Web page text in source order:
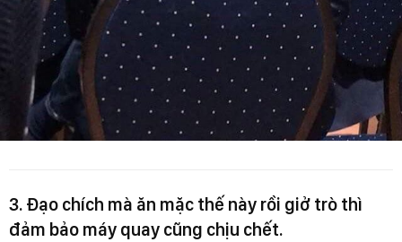
3. Đạo chích mà ăn mặc thế này rồi giở trò thì
đảm bảo máy quay cũng chịu chết.